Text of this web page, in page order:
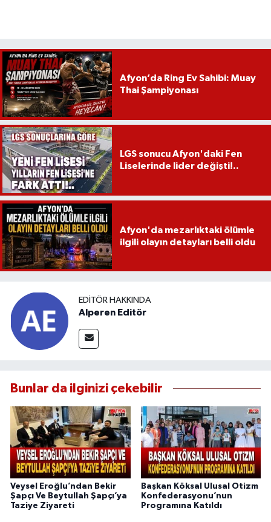
Afyon’da Ring Ev Sahibi: Muay
Thai Şampiyonası
LGS sonucu Afyon'daki Fen
Liselerinde lider değişti!..
Afyon'da mezarlıktaki ölümle
ilgili olayın detayları belli oldu
EDITÖR HAKKINDA
Alperen Editör
Bunlar da ilginizi çekebilir
Veysel Eroğlu’ndan Bekir
Şapçı Ve Beytullah Şapçı’ya
Taziye Ziyareti
Başkan Köksal Ulusal Otizm
Konfederasyonu’nun
Programına Katıldı